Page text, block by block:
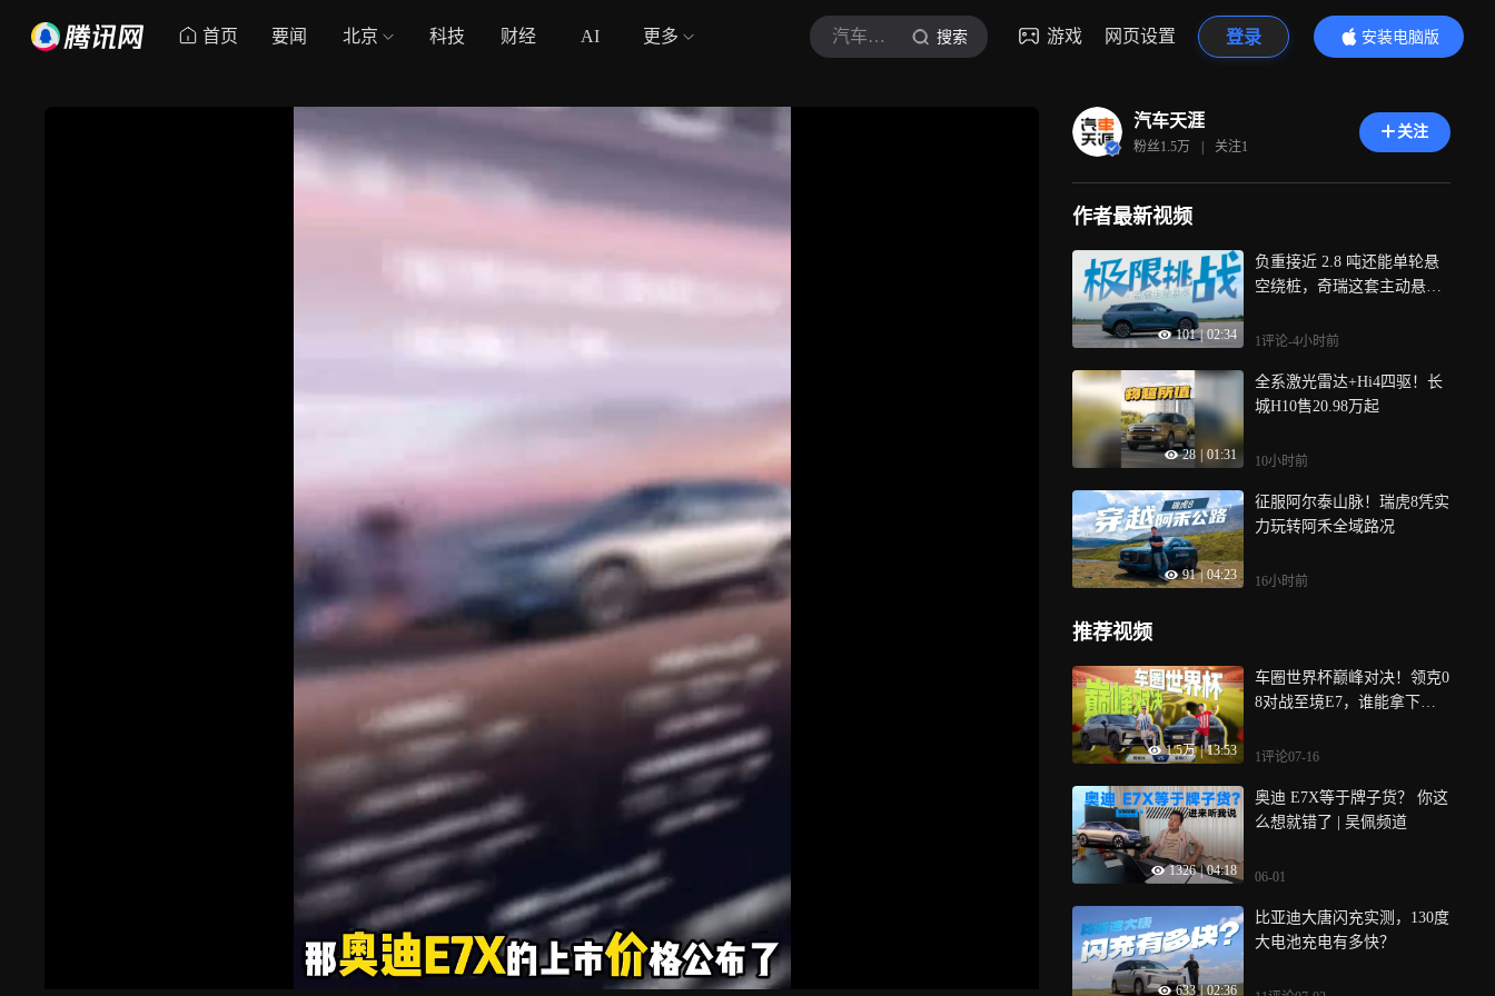
首页 要闻 北京 科技 财经 AI 更多 汽车天涯 搜索 游戏 网页设置 登录
安装电脑版
内容更精彩
汽车天涯
粉丝1.5万 | 关注1
关注
作者最新视频
101 | 02:34
负重接近 2.8 吨还能单轮悬
空绕桩，奇瑞这套主动悬架
1评论-4小时前
28 01:31
全系激光雷达+Hi4四驱！长
城H10售20.98万起
10小时前
91 | 04:23
征服阿尔泰山脉！瑞虎8凭实
力玩转阿禾全域路况
16小时前
推荐视频
1.5万 | 13:53
车圈世界杯巅峰对决！领克0
8对战至境E7，谁能拿下赛
1评论07-16
1326 | 04:18
奥迪 E7X等于牌子货？ 你这
么想就错了 | 吴佩频道
06-01
633 | 02:36
比亚迪大唐闪充实测，130度
大电池充电有多快？